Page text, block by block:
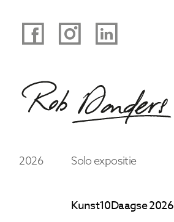
2026 Solo expositie
Kunst10Daagse 2026